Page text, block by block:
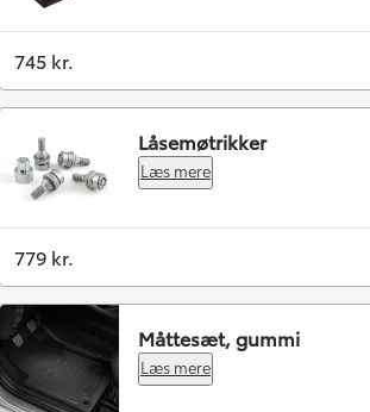
745 kr.
Låsemøtrikker
Læs mere
779 kr.
Måttesæt, gummi
Læs mere